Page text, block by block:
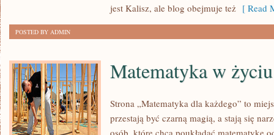
jest Kalisz, ale blog obejmuje też [ Read
POSTED BY ADMIN
Matematyka w
Strona „Matematyka dla każdego” to
przestają być czarną magią, a stają się
osób, które chcą poukładać matematykę